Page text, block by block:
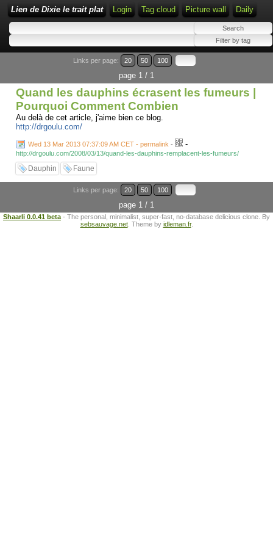
Lien de Dixie le trait plat Login Tag cloud Picture wall Daily
Links per page: 20 50 100
page 1 / 1
Quand les dauphins écrasent les fumeurs |
Pourquoi Comment Combien
Au delà de cet article, j'aime bien ce blog.
http://drgoulu.com/
Wed 13 Mar 2013 07:37:09 AM CET - permalink - -
http://drgoulu.com/2008/03/13/quand-les-dauphins-remplacent-les-fumeurs/
Dauphin Faune
Links per page: 20 50 100
page 1 / 1
Shaarli 0.0.41 beta - The personal, minimalist, super-fast, no-database delicious clone. By
sebsauvage.net. Theme by idleman.fr.